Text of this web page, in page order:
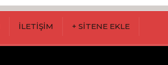
İLETİŞİM + SİTENE EKLE